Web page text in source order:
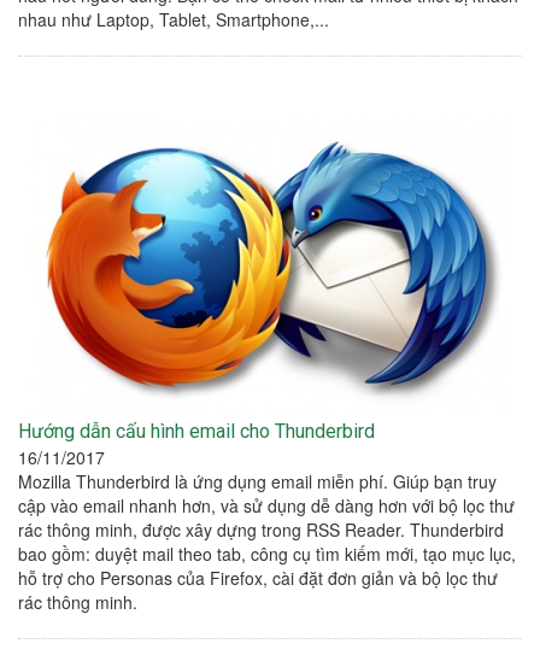
nhau như Laptop, Tablet, Smartphone,...
Hướng dẫn cấu hình email cho Thunderbird
16/11/2017
Mozilla Thunderbird là ứng dụng email miễn phí. Giúp bạn truy
cập vào email nhanh hơn, và sử dụng dễ dàng hơn với bộ lọc thư
rác thông minh, được xây dựng trong RSS Reader. Thunderbird
bao gồm: duyệt mail theo tab, công cụ tìm kiếm mới, tạo mục lục,
hỗ trợ cho Personas của Firefox, cài đặt đơn giản và bộ lọc thư
rác thông minh.